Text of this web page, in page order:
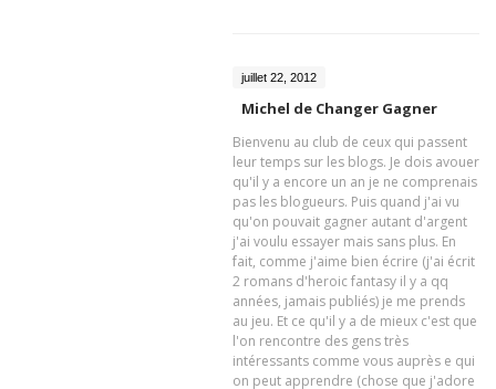
juillet 22, 2012
Michel de Changer Gagner
Bienvenu au club de ceux qui passent
leur temps sur les blogs. Je dois avouer
qu'il y a encore un an je ne comprenais
pas les blogueurs. Puis quand j'ai vu
qu'on pouvait gagner autant d'argent
j'ai voulu essayer mais sans plus. En
fait, comme j'aime bien écrire (j'ai écrit
2 romans d'heroic fantasy il y a qq
années, jamais publiés) je me prends
au jeu. Et ce qu'il y a de mieux c'est que
l'on rencontre des gens très
intéressants comme vous auprès e qui
on peut apprendre (chose que j'adore